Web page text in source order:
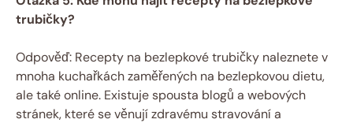
trubičky?
Odpověď: Recepty na bezlepkové trubičky naleznete v
mnoha kuchařkách zaměřených na bezlepkovou dietu,
ale také online. Existuje spousta blogů a webových
stránek, které se věnují zdravému stravování a